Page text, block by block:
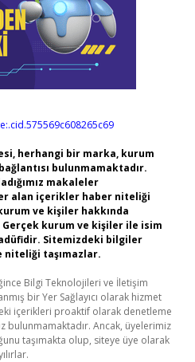
herhangi bir marka, kurum
bulunmamaktadır.
makaleler
alan içerikler haber niteliği
ve kişiler hakkında
Gerçek kurum ve kişiler ile isim
Sitemizdeki bilgiler
taşımazlar.
Bilgi Teknolojileri ve İletişim
bir Yer Sağlayıcı olarak hizmet
içerikleri proaktif olarak denetleme
bulunmamaktadır. Ancak, üyelerimiz
taşımakta olup, siteye üye olarak